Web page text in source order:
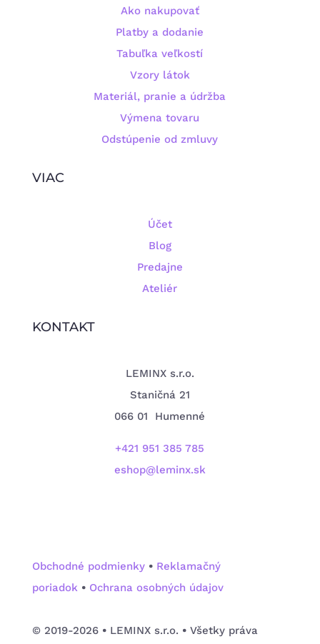
Ako nakupovať
Platby a dodanie
Tabuľka veľkostí
Vzory látok
Materiál, pranie a údržba
Výmena tovaru
Odstúpenie od zmluvy
VIAC
Účet
Blog
Predajne
Ateliér
KONTAKT
LEMINX s.r.o.
Staničná 21
066 01 Humenné
+421 951 385 785
eshop@leminx.sk
Obchodné podmienky • Reklamačný
poriadok • Ochrana osobných údajov
©️ 2019-2026 •LEMINX s.r.o. •Všetky práva